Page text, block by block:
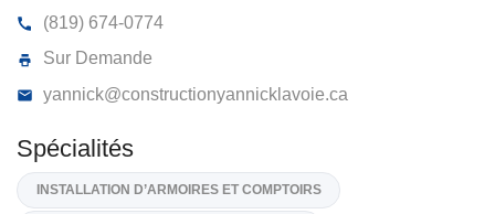
CONSTRUCTION YANNICK LAVOIE
1297, Rue Des Tulipes, Sherbrooke
(819) 674-0774